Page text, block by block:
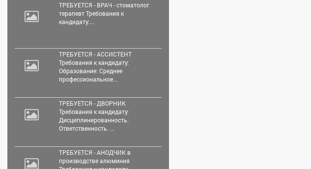
ТРЕБУЕТСЯ - ВРАЧ - стоматолог
терапевт Требования к
кандидату:...
ТРЕБУЕТСЯ - АССИСТЕНТ
Требования к кандидату:
Образование: Среднее
профессиональное...
ТРЕБУЕТСЯ - ДВОРНИК
Требования к кандидату:
Дисциплинированность.
Ответственность. ...
ТРЕБУЕТСЯ - АНОДЧИК в
производстве алюминия